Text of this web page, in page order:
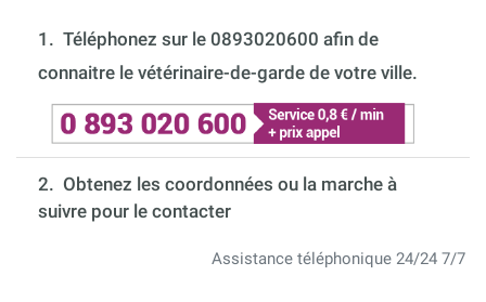
1. Téléphonez sur le 0893020600 afin de
connaitre le vétérinaire-de-garde de votre ville.
2. Obtenez les coordonnées ou la marche à
suivre pour le contacter
Assistance téléphonique 24/24 7/7